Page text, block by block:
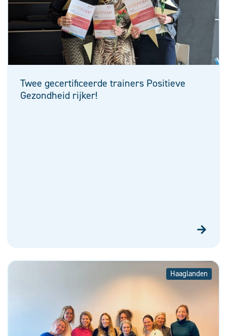
Twee gecertificeerde trainers Positieve
Gezondheid rijker!
Haaglanden